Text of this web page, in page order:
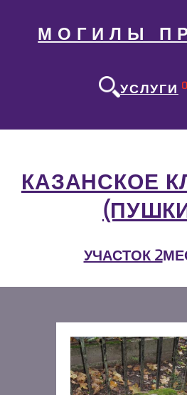
МОГИЛЫ
УСЛУГИ 0
КАЗАНСКОЕ
УЧАСТОК 2